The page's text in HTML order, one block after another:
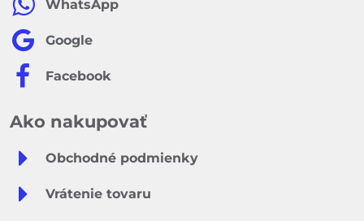
WhatsApp
Google
Facebook
Ako nakupovať
Obchodné podmienky
Vrátenie tovaru